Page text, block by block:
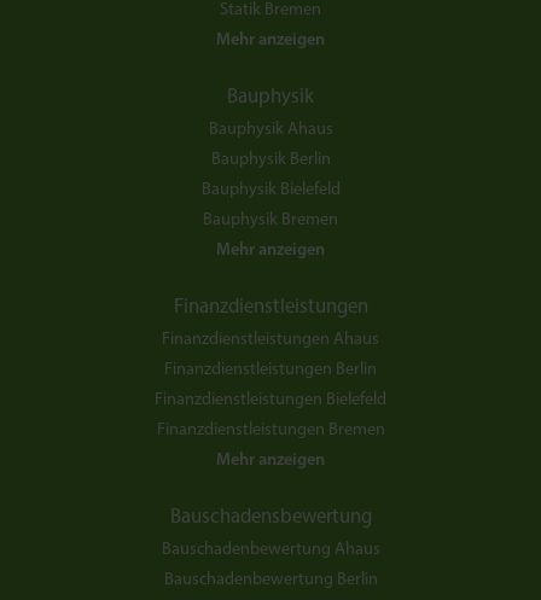
Statik Bremen
Mehr anzeigen
Bauphysik
Bauphysik Ahaus
Bauphysik Berlin
Bauphysik Bielefeld
Bauphysik Bremen
Mehr anzeigen
Finanzdienstleistungen
Finanzdienstleistungen Ahaus
Finanzdienstleistungen Berlin
Finanzdienstleistungen Bielefeld
Finanzdienstleistungen Bremen
Mehr anzeigen
Bauschadensbewertung
Bauschadenbewertung Ahaus
Bauschadenbewertung Berlin